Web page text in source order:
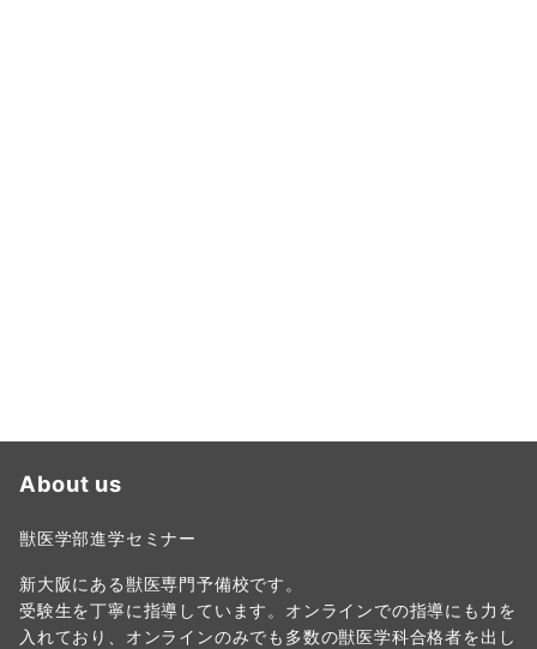
About us
獣医学部進学セミナー
新大阪にある獣医専門予備校です。
受験生を丁寧に指導しています。オンラインでの指導にも力を
入れており、オンラインのみでも多数の獣医学科合格者を出し